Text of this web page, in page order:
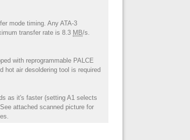
mode timing. Any ATA-3
transfer rate is 8.3 MB/s.
with reprogrammable PALCE
hot air desoldering tool is required
as it's faster (setting A1 selects
attached scanned picture for